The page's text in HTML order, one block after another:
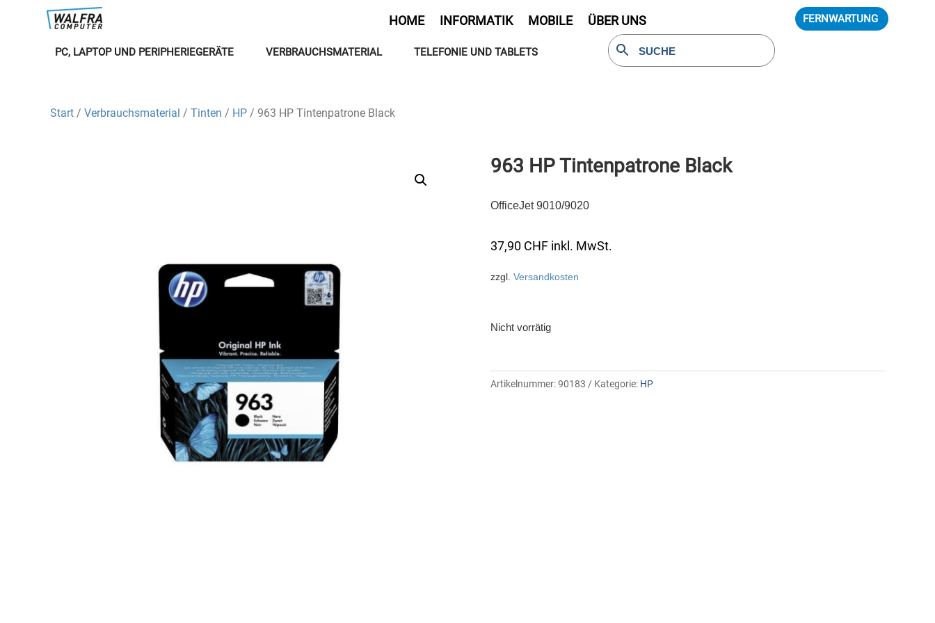
HOME INFORMATIK MOBILE ÜBER UNS FERNWARTUNG
PC, LAPTOP UND PERIPHERIEGERÄTE VERBRAUCHSMATERIAL TELEFONIE UND TABLETS
Start / Verbrauchsmaterial / Tinten / HP / 963 HP Tintenpatrone Black
963 HP Tintenpatrone Black
OfficeJet 9010/9020
37,90 CHF inkl. MwSt.
zzgl. Versandkosten
Nicht vorrätig
Artikelnummer:90183 Kategorie: HP